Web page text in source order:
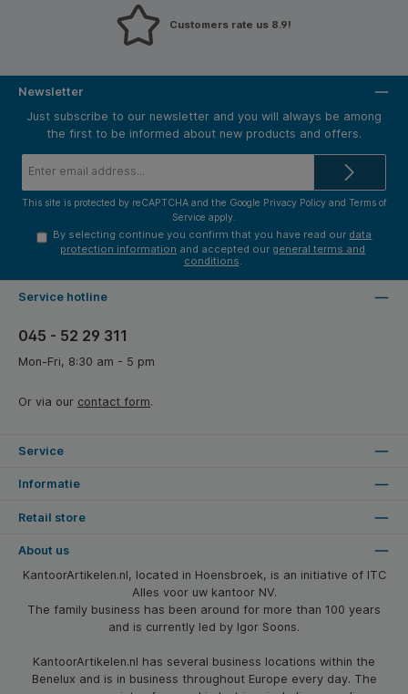
Customers rate us 8.9!
Newsletter
Just subscribe to our newsletter and you will always be among
the first to be informed about new products and offers.
This site is protected by reCAPTCHA and the Google Privacy Policyand Terms of
Service apply.
By selecting continue you confirm that you have read our data
protection information and accepted our general terms and
conditions
Service hotline
045 - 52 29 311
Mon-Fri, 8:30 am - 5 pm
Or via our contact form.
Service
Informatie
Retail store
About us
KantoorArtikelen.nl, located in Hoensbroek, is an initiative of ITC
Alles voor uw kantoor NV.
The family business has been around for more than 100 years
and is currently led by Igor Soons.
KantoorArtikelen.nl has several business locations within the
Benelux and is in business throughout Europe every day. The